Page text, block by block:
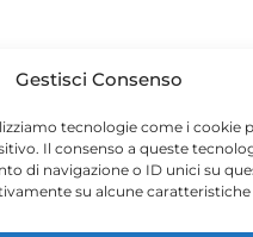
Gestisci Consenso
tecnologie come i cookie
Il consenso a queste
di navigazione o ID unici su
su alcune caratteristiche